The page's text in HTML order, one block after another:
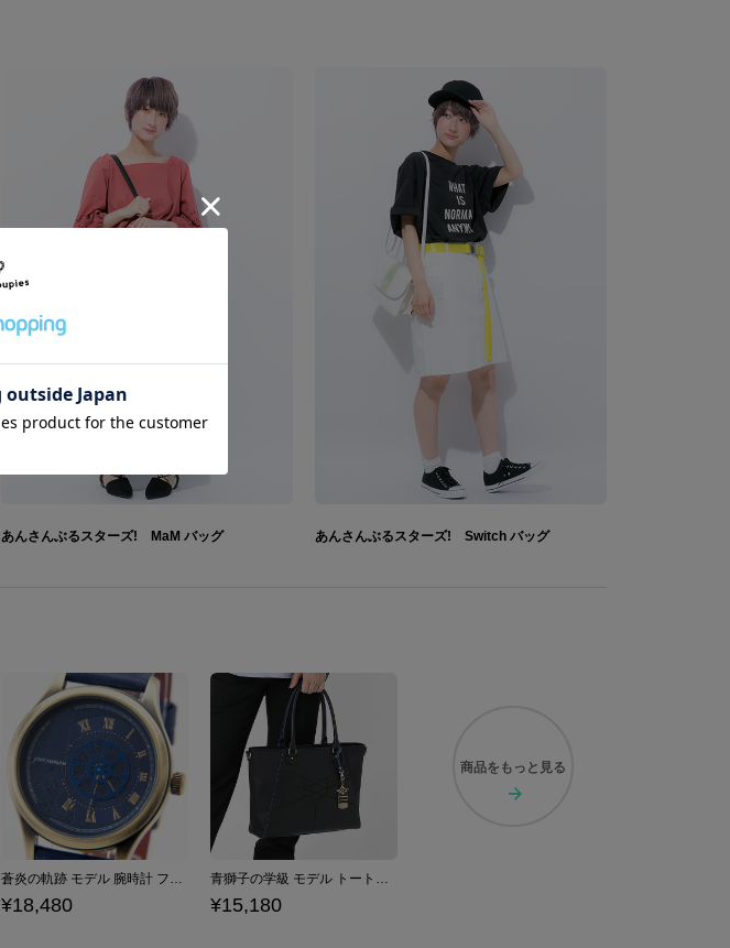
あんさんぶるスターズ! MaM バッグ あんさんぶるスターズ! Switch バッグ
蒼炎の軌跡 モデル 腕時計 ファイアーエムブレム
¥18,480
青獅子の学級 モデル トートバッグ ファイアーエムブレム 風花雪月
¥15,180
商品を もっと見る